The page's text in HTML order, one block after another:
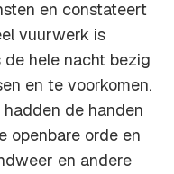
en constateert
vuurwerk is
hele nacht bezig
en te voorkomen.
de handen
openbare orde en
en andere